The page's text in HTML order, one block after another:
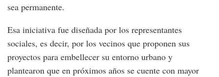
sea permanente.
Esa iniciativa fue diseñada por los representantes
sociales, es decir, por los vecinos que proponen sus
proyectos para embellecer su entorno urbano y
plantearon que en próximos años se cuente con mayor